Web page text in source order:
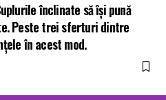
înclinate să își pună
Peste trei sferturi dintre
în acest mod.